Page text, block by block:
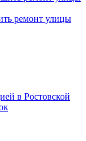
ремонт улицы
в Ростовской